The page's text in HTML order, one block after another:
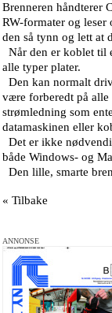
Brenneren håndterer
RW-formater og
den så tynn og lett at
Når den er koblet til
alle typer plater.
Den kan normalt
være forberedt på alle
strømledning som
datamaskinen eller
Det er ikke
både Windows- og
Den lille, smarte
« Tilbake
ANNONSE